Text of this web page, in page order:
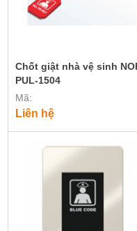
Chốt giật nhà vệ sinh
PUL-1504
Mã:
Liên hệ